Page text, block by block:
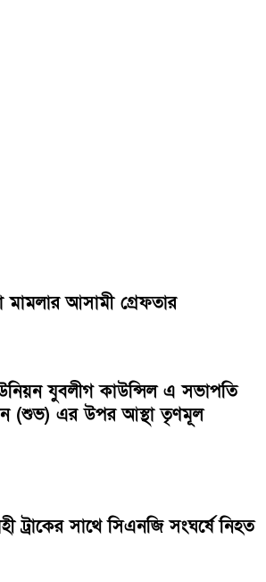
মামলার আসামী গ্রেফতার
যুবলীগ কাউন্সিল এ সভাপতি
(শুভ) এর উপর আস্থা তৃণমূল
ট্রাকের সাথে সিএনজি সংঘর্ষে নিহত